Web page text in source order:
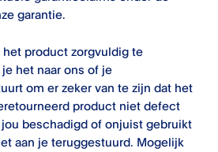
garantie.
het product zorgvuldig te
het naar ons of je
om er zeker van te zijn dat het
product niet defect
beschadigd of onjuist gebruikt
aan je teruggestuurd. Mogelijk